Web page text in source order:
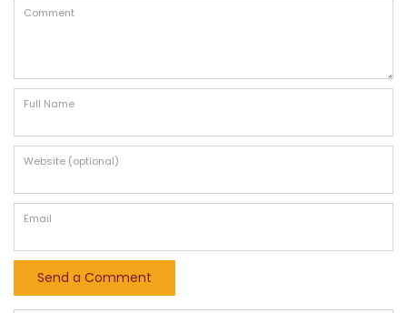
Comment
Full Name
Website (optional)
Email